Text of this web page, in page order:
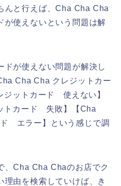
んと行えば、Cha Cha Cha
が使えないという問題は解
ドが使えない問題が解決し
Cha Cha クレジットカー
ジットカード 使えない】
トカード 失敗】【Cha
エラー】という感じで調
、Cha Cha Chaのお店でク
理由を検索していけば、き